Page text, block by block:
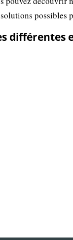
possibles
différentes